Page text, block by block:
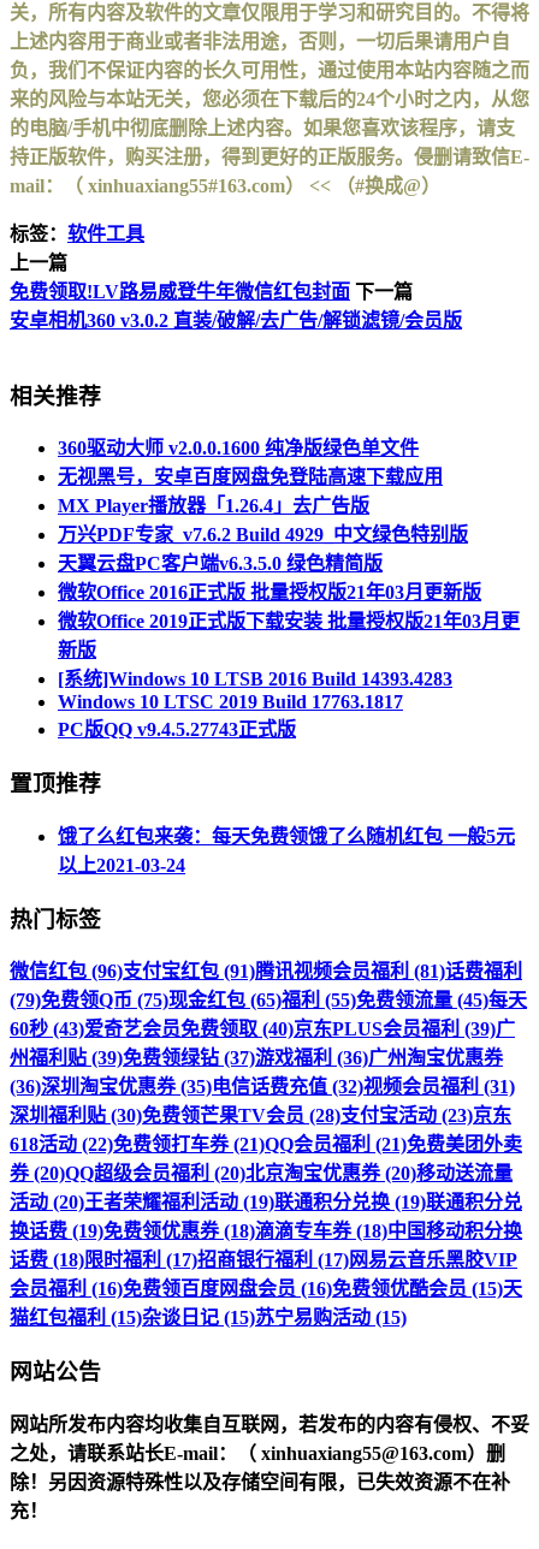
关，所有内容及软件的文章仅限用于学习和研究目的。不得将
上述内容用于商业或者非法用途，否则，一切后果请用户自
负，我们不保证内容的长久可用性，通过使用本站内容随之而
来的风险与本站无关，您必须在下载后的24个小时之内，从您
的电脑/手机中彻底删除上述内容。如果您喜欢该程序，请支
持正版软件，购买注册，得到更好的正版服务。侵删请致信E-
mail：（ xinhuaxiang55#163.com） << （#换成@）
标签： 软件工具
上一篇
免费领取!LV路易威登牛年微信红包封面 下一篇
安卓相机360 v3.0.2 直装/破解/去广告/解锁滤镜/会员版
相关推荐
360驱动大师 v2.0.0.1600 纯净版绿色单文件
无视黑号，安卓百度网盘免登陆高速下载应用
MX Player播放器「1.26.4」去广告版
万兴PDF专家_v7.6.2 Build 4929_中文绿色特别版
天翼云盘PC客户端v6.3.5.0 绿色精简版
微软Office 2016正式版 批量授权版21年03月更新版
微软Office 2019正式版下载安装 批量授权版21年03月更
新版
[系统]Windows 10 LTSB 2016 Build 14393.4283
Windows 10 LTSC 2019 Build 17763.1817
PC版QQ v9.4.5.27743正式版
置顶推荐
饿了么红包来袭：每天免费领饿了么随机红包 一般5元
以上2021-03-24
热门标签
微信红包 (96)支付宝红包 (91)腾讯视频会员福利 (81)话费福利
(79)免费领Q币 (75)现金红包 (65)福利 (55)免费领流量 (45)每天
60秒 (43)爱奇艺会员免费领取 (40)京东PLUS会员福利 (39)广
州福利贴 (39)免费领绿钻 (37)游戏福利 (36)广州淘宝优惠券
(36)深圳淘宝优惠券 (35)电信话费充值 (32)视频会员福利 (31)
深圳福利贴 (30)免费领芒果TV会员 (28)支付宝活动 (23)京东
618活动 (22)免费领打车券 (21)QQ会员福利 (21)免费美团外卖
券 (20)QQ超级会员福利 (20)北京淘宝优惠券 (20)移动送流量
活动 (20)王者荣耀福利活动 (19)联通积分兑换 (19)联通积分兑
换话费 (19)免费领优惠券 (18)滴滴专车券 (18)中国移动积分换
话费 (18)限时福利 (17)招商银行福利 (17)网易云音乐黑胶VIP
会员福利 (16)免费领百度网盘会员 (16)免费领优酷会员 (15)天
猫红包福利 (15)杂谈日记 (15)苏宁易购活动 (15)
网站公告
网站所发布内容均收集自互联网，若发布的内容有侵权、不妥
之处，请联系站长E-mail：（ xinhuaxiang55@163.com）删
除！另因资源特殊性以及存储空间有限，已失效资源不在补
充！